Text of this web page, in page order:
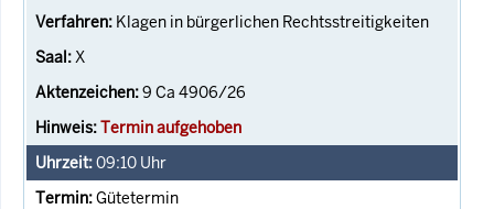
Klagen in bürgerlichen Rechtsstreitigkeiten
X
9 Ca 4906/26
Termin aufgehoben
09:10 Uhr
Gütetermin